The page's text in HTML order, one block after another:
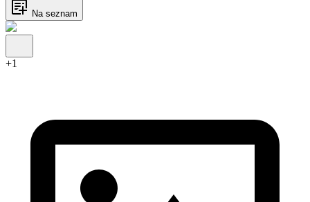
Na seznam
+1